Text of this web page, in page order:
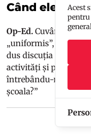
Când elevii
Op-Ed. Cuvântul
„uniformis”, care
dus discuția mai
activități și profesori
întrebându-mă „cât
școala?”
Acest